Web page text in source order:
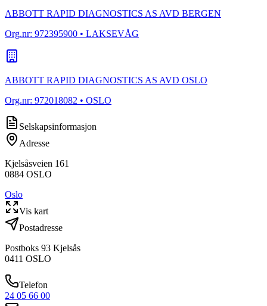
ABBOTT RAPID DIAGNOSTICS AS AVD BERGEN
Org.nr: 972395900 • LAKSEVÅG
ABBOTT RAPID DIAGNOSTICS AS AVD OSLO
Org.nr: 972018082 • OSLO
Selskapsinformasjon
Adresse
Kjelsåsveien 161
0884 OSLO
Oslo
Vis kart
Postadresse
Postboks 93 Kjelsås
0411 OSLO
Telefon
24 05 66 00